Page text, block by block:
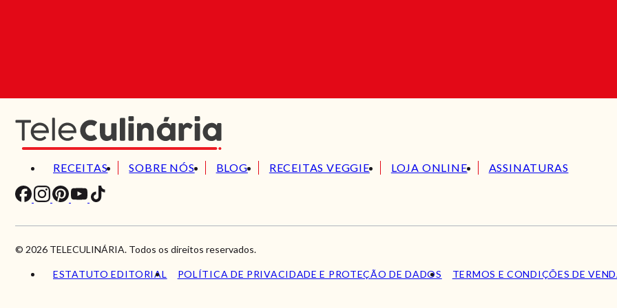
RECEITAS SOBRE NÓS BLOG RECEITAS VEGGIE LOJA ONLINE ASSINATURAS
© 2026 TELECULINÁRIA. Todos os direitos reservados.
ESTATUTO EDITORIAL POLÍTICA DE PRIVACIDADE E PROTEÇÃO DE DADOS TERMOS E CONDIÇÕES DE